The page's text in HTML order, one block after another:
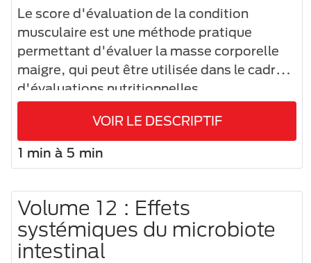
Le score d'évaluation de la condition
musculaire est une méthode pratique
permettant d'évaluer la masse corporelle
maigre, qui peut être utilisée dans le cadre
d'évaluations nutritionnelles.
VOIR LE DESCRIPTIF
1 min à 5 min
Volume 12 : Effets
systémiques du microbiote
intestinal